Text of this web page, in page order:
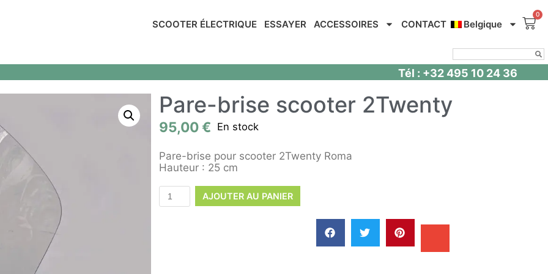
SCOOTER ÉLECTRIQUE ESSAYER ACCESSOIRES CONTACT Belgique
Tél : +32 495 10 24 36
Pare-brise scooter 2Twenty
95,00€ En stock
Pare-brise pour scooter 2Twenty Roma
Hauteur : 25 cm
AJOUTER AU PANIER